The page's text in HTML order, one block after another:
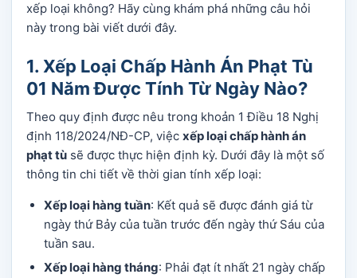
xếp loại không? Hãy cùng khám phá những câu hỏi
này trong bài viết dưới đây.
1. Xếp Loại Chấp Hành Án Phạt Tù
01 Năm Được Tính Từ Ngày Nào?
Theo quy định được nêu trong khoản 1 Điều 18 Nghị
định 118/2024/NĐ-CP, việc xếp loại chấp hành án
phạt tù sẽ được thực hiện định kỳ. Dưới đây là một số
thông tin chi tiết về thời gian tính xếp loại:
Xếp loại hàng tuần: Kết quả sẽ được đánh giá từ
ngày thứ Bảy của tuần trước đến ngày thứ Sáu của
tuần sau.
Xếp loại hàng tháng: Phải đạt ít nhất 21 ngày chấp